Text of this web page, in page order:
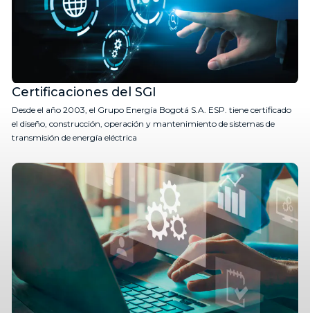
Certificaciones del SGI
Desde el año 2003, el Grupo Energía Bogotá S.A. ESP. tiene certificado
el diseño, construcción, operación y mantenimiento de sistemas de
transmisión de energía eléctrica